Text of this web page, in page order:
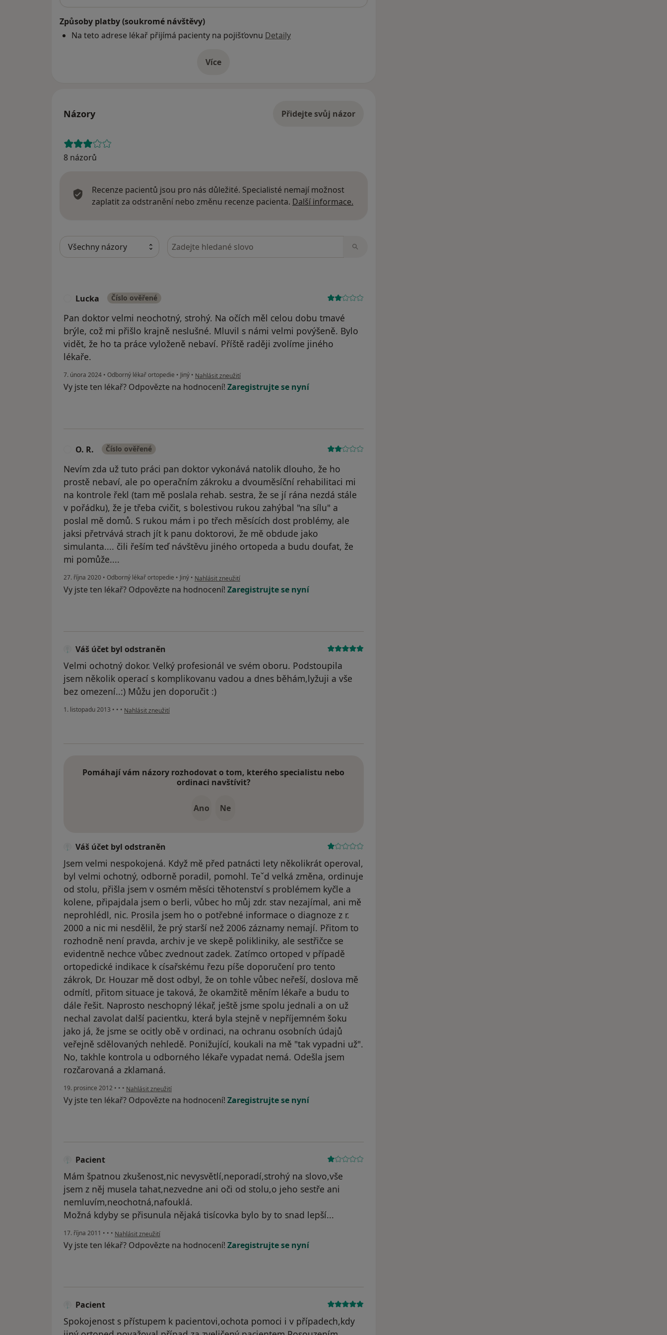
Způsoby platby (soukromé návštěvy)
Na teto adrese lékař přijímá pacienty na pojišťovnu Detaily
Víceo adrese
Názory Přidejte svůj názor
8 názorů
Recenze pacientů jsou pro nás důležité. Specialisté nemají možnost
zaplatit za odstranění nebo změnu recenze pacienta. Další informace.
Hledejte v názorech
Lucka Číslo ověřené
Pan doktor velmi neochotný, strohý. Na očích měl celou dobu tmavé
brýle, což mi přišlo krajně neslušné. Mluvil s námi velmi povýšeně. Bylo
vidět, že ho ta práce vyloženě nebaví. Příště raději zvolíme jiného
lékaře.
7. února 2024 • Odborný lékař ortopedie • Jiný • podle názoru uživatele Lucka
Nahlásit zneužití
Vy jste ten lékař? Odpovězte na hodnocení! Zaregistrujte se nyní
O. R. Číslo ověřené
Nevím zda už tuto práci pan doktor vykonává natolik dlouho, že ho
prostě nebaví, ale po operačním zákroku a dvouměsíční rehabilitaci mi
na kontrole řekl (tam mě poslala rehab. sestra, že se jí rána nezdá stále
v pořádku), že je třeba cvičit, s bolestivou rukou zahýbal "na sílu" a
poslal mě domů. S rukou mám i po třech měsících dost problémy, ale
jaksi přetrvává strach jít k panu doktorovi, že mě obdude jako
simulanta.... čili řeším teď návštěvu jiného ortopeda a budu doufat, že
mi pomůže....
27. října 2020 • Odborný lékař ortopedie • Jiný • podle názoru uživatele O. R.
Nahlásit zneužití
Vy jste ten lékař? Odpovězte na hodnocení! Zaregistrujte se nyní
Váš účet byl odstraněn
Velmi ochotný dokor. Velký profesionál ve svém oboru. Podstoupila
jsem několik operací s komplikovanu vadou a dnes běhám,lyžuji a vše
bez omezení..:) Můžu jen doporučit :)
1. listopadu 2013 • • • podle názoru uživatele Váš účet byl odstraněn
Nahlásit zneužití
Pomáhají vám názory rozhodovat o tom, kterého specialistu nebo
ordinaci navštívit?
Ano Ne
Váš účet byl odstraněn
Jsem velmi nespokojená. Když mě před patnácti lety několikrát operoval,
byl velmi ochotný, odborně poradil, pomohl. Teˇd velká změna, ordinuje
od stolu, přišla jsem v osmém měsíci těhotenství s problémem kyčle a
kolene, připajdala jsem o berli, vůbec ho můj zdr. stav nezajímal, ani mě
neprohlédl, nic. Prosila jsem ho o potřebné informace o diagnoze z r.
2000 a nic mi nesdělil, že prý starší než 2006 záznamy nemají. Přitom to
rozhodně není pravda, archiv je ve skepě polikliniky, ale sestřičce se
evidentně nechce vůbec zvednout zadek. Zatímco ortoped v případě
ortopedické indikace k císařskému řezu píše doporučení pro tento
zákrok, Dr. Houzar mě dost odbyl, že on tohle vůbec neřeší, doslova mě
odmítl, přitom situace je taková, že okamžitě měním lékaře a budu to
dále řešit. Naprosto neschopný lékař, ještě jsme spolu jednali a on už
nechal zavolat další pacientku, která byla stejně v nepříjemném šoku
jako já, že jsme se ocitly obě v ordinaci, na ochranu osobních údajů
veřejně sdělovaných nehledě. Ponižující, koukali na mě "tak vypadni už".
No, takhle kontrola u odborného lékaře vypadat nemá. Odešla jsem
rozčarovaná a zklamaná.
19. prosince 2012 • • • podle názoru uživatele Váš účet byl odstraněn
Nahlásit zneužití
Vy jste ten lékař? Odpovězte na hodnocení! Zaregistrujte se nyní
Pacient
Mám špatnou zkušenost,nic nevysvětlí,neporadí,strohý na slovo,vše
jsem z něj musela tahat,nezvedne ani oči od stolu,o jeho sestře ani
nemluvím,neochotná,nafouklá.
Možná kdyby se přisunula nějaká tisícovka bylo by to snad lepší...
17. října 2011 • • • podle názoru uživatele Pacient
Nahlásit zneužití
Vy jste ten lékař? Odpovězte na hodnocení! Zaregistrujte se nyní
Pacient
Spokojenost s přístupem k pacientovi,ochota pomoci i v případech,kdy